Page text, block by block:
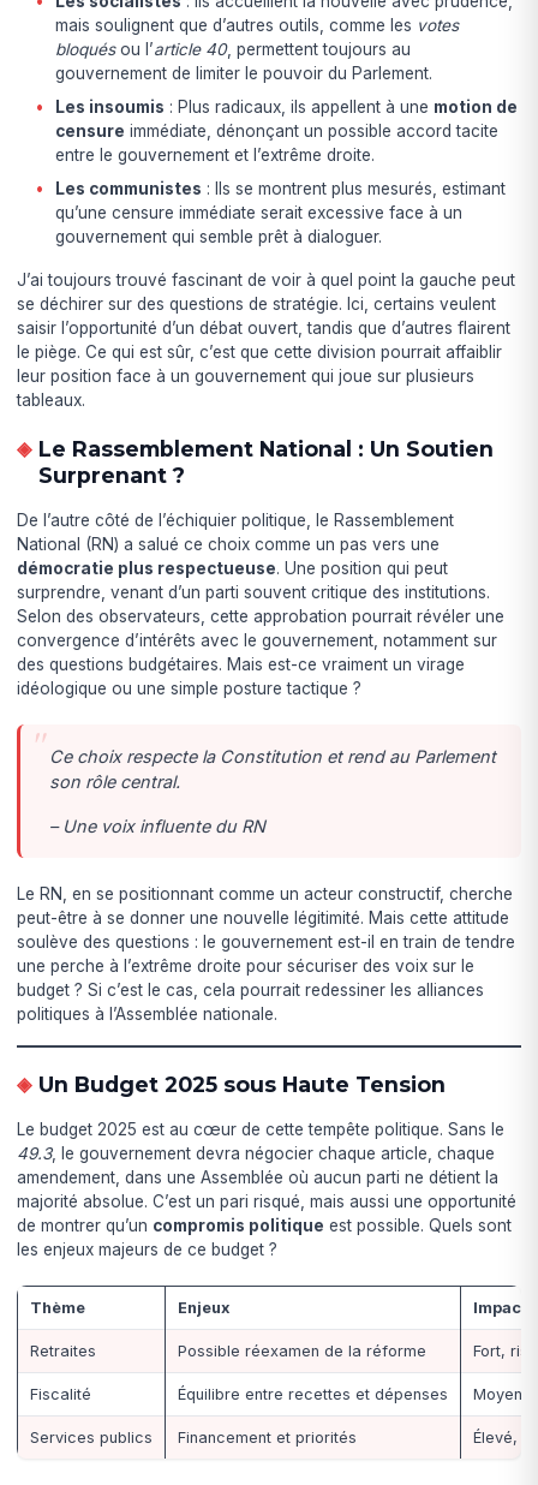
mais soulignent que d’autres outils, comme les votes
bloquésou l’article 40, permettent toujours au
gouvernement de limiter le pouvoir du Parlement.
Les insoumis : Plus radicaux, ils appellent à une motion de
censure immédiate, dénonçant un possible accord tacite
entre le gouvernement et l’extrême droite.
Les communistes : Ils se montrent plus mesurés, estimant
qu’une censure immédiate serait excessive face à un
gouvernement qui semble prêt à dialoguer.
J’ai toujours trouvé fascinant de voir à quel point la gauche peut
se déchirer sur des questions de stratégie. Ici, certains veulent
saisir l’opportunité d’un débat ouvert, tandis que d’autres flairent
le piège. Ce qui est sûr, c’est que cette division pourrait affaiblir
leur position face à un gouvernement qui joue sur plusieurs
tableaux.
Le Rassemblement National : Un Soutien
Surprenant ?
De l’autre côté de l’échiquier politique, le Rassemblement
National (RN) a salué ce choix comme un pas vers une
démocratie plus respectueuse. Une position qui peut
surprendre, venant d’un parti souvent critique des institutions.
Selon des observateurs, cette approbation pourrait révéler une
convergence d’intérêts avec le gouvernement, notamment sur
des questions budgétaires. Mais est-ce vraiment un virage
idéologique ou une simple posture tactique ?
Ce choix respecte la Constitution et rend au Parlement
son rôle central.
– Une voix influente du RN
Le RN, en se positionnant comme un acteur constructif, cherche
peut-être à se donner une nouvelle légitimité. Mais cette attitude
soulève des questions : le gouvernement est-il en train de tendre
une perche à l’extrême droite pour sécuriser des voix sur le
budget ? Si c’est le cas, cela pourrait redessiner les alliances
politiques à l’Assemblée nationale.
Un Budget 2025 sous Haute Tension
Le budget 2025 est au cœur de cette tempête politique. Sans le
49.3, le gouvernement devra négocier chaque article, chaque
amendement, dans une Assemblée où aucun parti ne détient la
majorité absolue. C’est un pari risqué, mais aussi une opportunité
de montrer qu’un compromis politique est possible. Quels sont
les enjeux majeurs de ce budget ?
Thème Enjeux Impact
Retraites Possible réexamen de la réforme Fort,
Fiscalité Équilibre entre recettes et dépenses Moyen,
Services publics Financement et priorités Élevé,